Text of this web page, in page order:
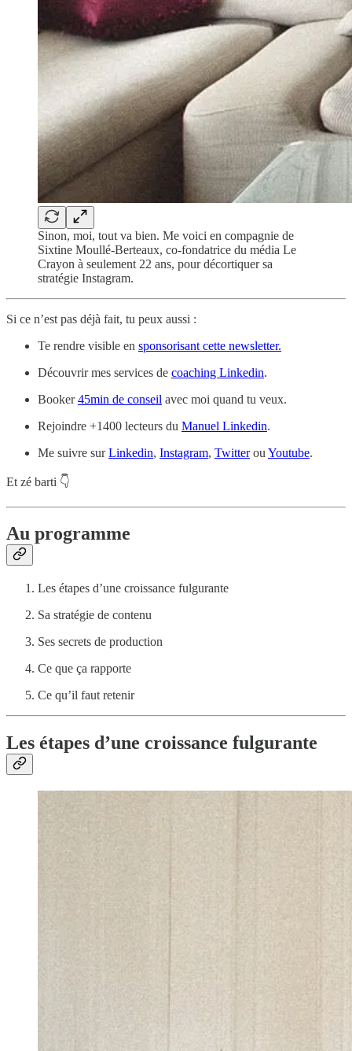
Sinon, moi, tout va bien. Me voici en compagnie de
Sixtine Moullé-Berteaux, co-fondatrice du média Le
Crayon à seulement 22 ans, pour décortiquer sa
stratégie Instagram.
Si ce n’est pas déjà fait, tu peux aussi :
Te rendre visible en sponsorisant cette newsletter.
Découvrir mes services de coaching Linkedin.
Booker45min de conseil avec moi quand tu veux.
Rejoindre +1400 lecteurs du Manuel Linkedin.
Me suivre surLinkedin, Instagram, Twitterou Youtube.
Et zé barti 👇
Au programme
Les étapes d’une croissance fulgurante
Sa stratégie de contenu
Ses secrets de production
Ce que ça rapporte
Ce qu’il faut retenir
Les étapes d’une croissance fulgurante